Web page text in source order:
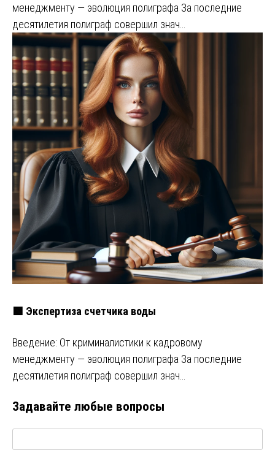
менеджменту — эволюция полиграфа За последние
десятилетия полиграф совершил знач…
🟩 Экспертиза счетчика воды
Введение: От криминалистики к кадровому
менеджменту — эволюция полиграфа За последние
десятилетия полиграф совершил знач…
Задавайте любые вопросы